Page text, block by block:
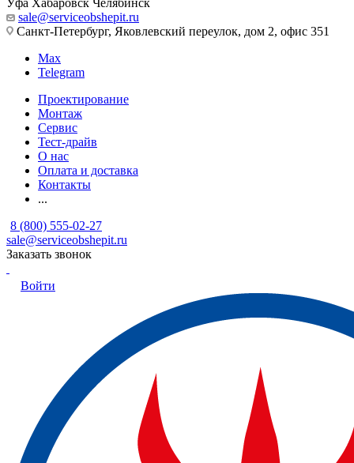
Уфа Хабаровск Челябинск
sale@serviceobshepit.ru
Санкт-Петербург, Яковлевский переулок, дом 2, офис 351
Max
Telegram
Проектирование
Монтаж
Сервис
Тест-драйв
О нас
Оплата и доставка
Контакты
...
8 (800) 555-02-27
sale@serviceobshepit.ru
Заказать звонок
Войти